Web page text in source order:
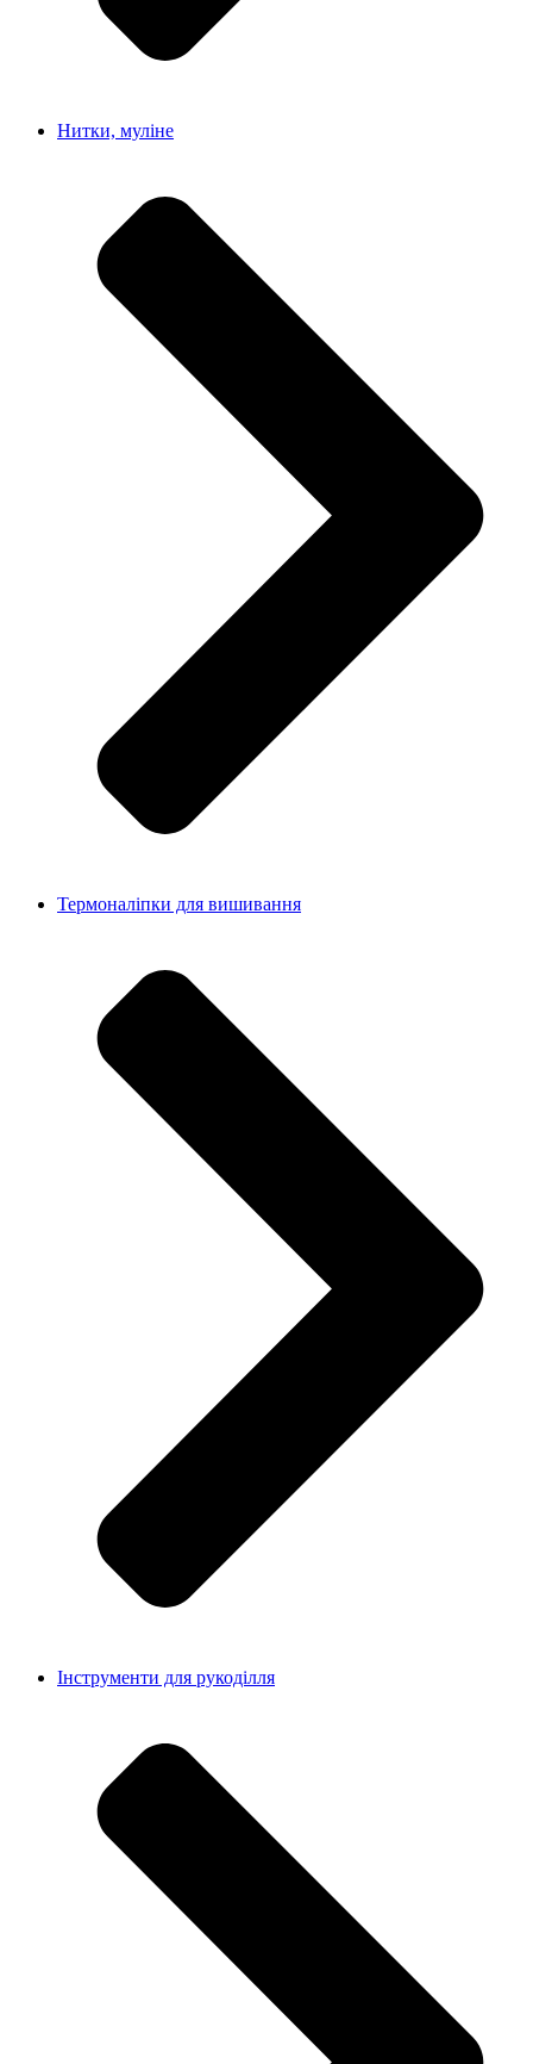
Нитки, муліне
Термоналіпки для вишивання
Інструменти для рукоділля